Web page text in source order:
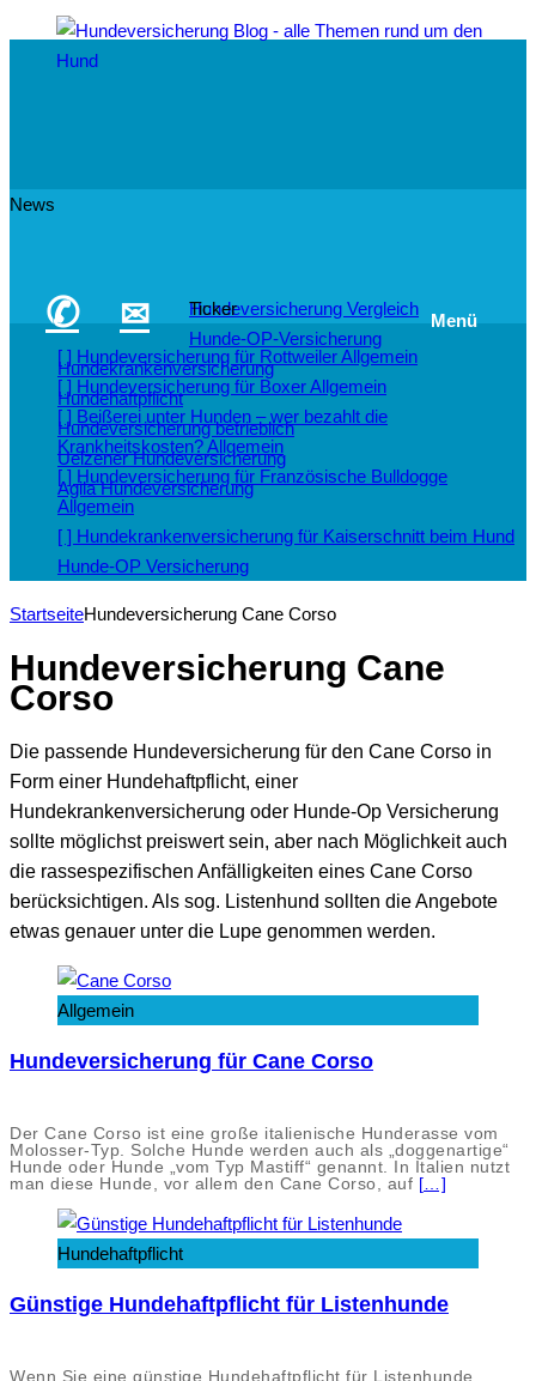
✆ ✉ Menü
Hundeversicherung Vergleich
Hunde-OP-Versicherung
Hundekrankenversicherung
Hundehaftpflicht
Hundeversicherung betrieblich
Uelzener Hundeversicherung
Agila Hundeversicherung
News
Ticker
[ ] Hundeversicherung für RottweilerAllgemein
[ ] Hundeversicherung für BoxerAllgemein
[ ] Beißerei unter Hunden – wer bezahlt die
Krankheitskosten?Allgemein
[ ] Hundeversicherung für Französische Bulldogge
Allgemein
[ ] Hundekrankenversicherung für Kaiserschnitt beim Hund
Hunde-OP Versicherung
StartseiteHundeversicherung Cane Corso
Hundeversicherung Cane
Corso
Die passende Hundeversicherung für den Cane Corso in
Form einer Hundehaftpflicht, einer
Hundekrankenversicherung oder Hunde-Op Versicherung
sollte möglichst preiswert sein, aber nach Möglichkeit auch
die rassespezifischen Anfälligkeiten eines Cane Corso
berücksichtigen. Als sog. Listenhund sollten die Angebote
etwas genauer unter die Lupe genommen werden.
Allgemein
Hundeversicherung für Cane Corso
Der Cane Corso ist eine große italienische Hunderasse vom
Molosser-Typ. Solche Hunde werden auch als „doggenartige“
Hunde oder Hunde „vom Typ Mastiff“ genannt. In Italien nutzt
man diese Hunde, vor allem den Cane Corso, auf […]
Hundehaftpflicht
Günstige Hundehaftpflicht für Listenhunde
Wenn Sie eine günstige Hundehaftpflicht für Listenhunde